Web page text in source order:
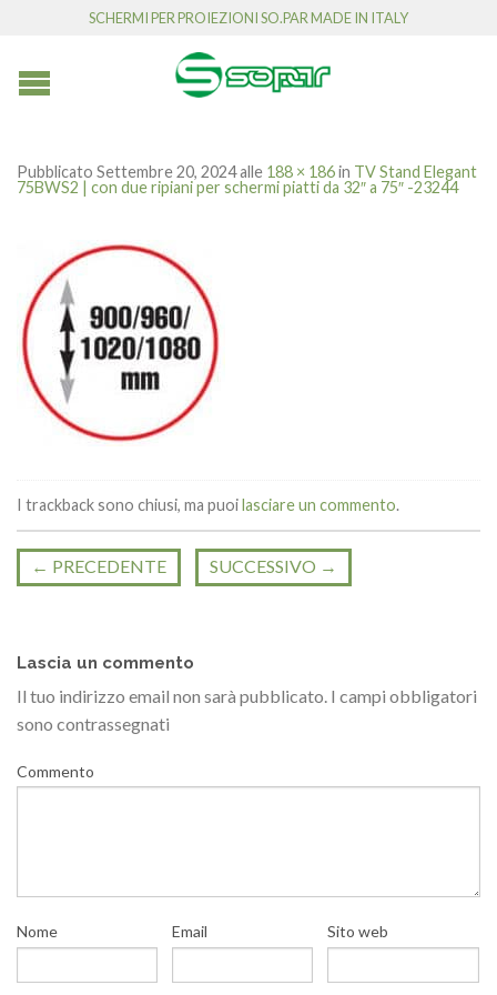
SCHERMI PER PROIEZIONI SO.PAR MADE IN ITALY
Pubblicato Settembre 20, 2024alle 188 × 186in TV Stand Elegant
75BWS2 | con due ripiani per schermi piatti da 32″ a 75″ -23244
I trackback sono chiusi, ma puoilasciare un commento.
← PRECEDENTE SUCCESSIVO →
Lascia un commento
Il tuo indirizzo email non sarà pubblicato. I campi obbligatori
sono contrassegnati
Commento
Nome Email Sito web